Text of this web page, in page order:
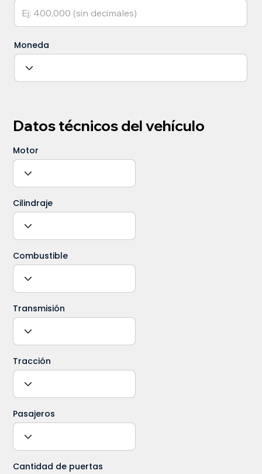
Moneda
Datos técnicos del vehículo
Motor
Cilindraje
Combustible
Transmisión
Tracción
Pasajeros
Cantidad de puertas